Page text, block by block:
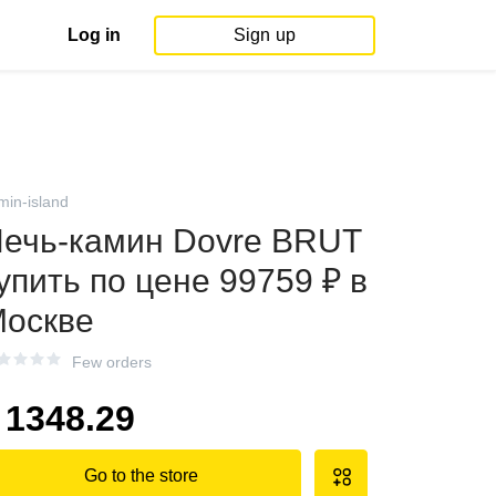
Log in Sign up
island
камин Dovre BRUT
по цене 99759 ₽ в
Few orders
1348.29
Go to the store